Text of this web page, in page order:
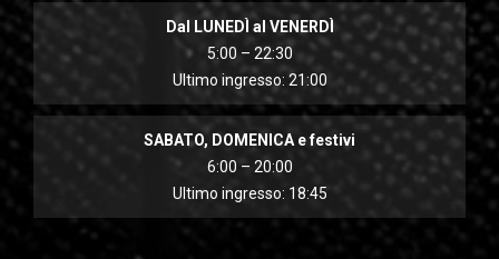
Dal LUNEDÌ al VENERDÌ
5:00 – 22:30
Ultimo ingresso: 21:00
SABATO, DOMENICA e festivi
6:00 – 20:00
Ultimo ingresso: 18:45